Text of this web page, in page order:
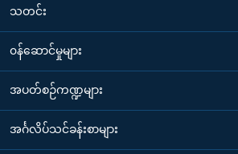
သတင်း
၀န်ဆောင်မှုများ
အပတ်စဉ်ကဏ္ဍများ
အင်္ဂလိပ်သင်ခန်းစာများ